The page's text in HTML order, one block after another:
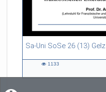
Sa-Uni SoSe 26 (13) Gelz
55:13 duration
1133